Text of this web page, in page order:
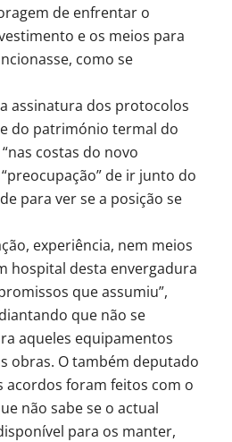
de enfrentar o
e os meios para
como se
assinatura dos protocolos
do património termal do
costas do novo
de ir junto do
para ver se a posição se
experiência, nem meios
hospital desta envergadura
que assumiu”,
que não se
aqueles equipamentos
obras. O também deputado
acordos foram feitos com o
não sabe se o actual
para os manter,